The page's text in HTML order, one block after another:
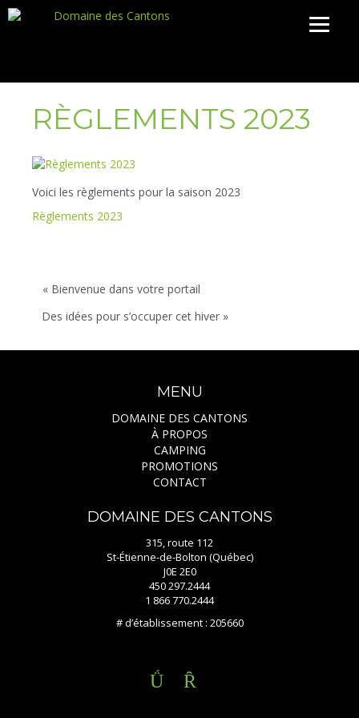
RÈGLEMENTS 2023
Voici les règlements pour la saison 2023
Règlements 2023
« Bienvenue dans votre portail
Des idées pour s’occuper cet hiver »
MENU
DOMAINE DES CANTONS
À PROPOS
CAMPING
PROMOTIONS
CONTACT
DOMAINE DES CANTONS
315, route 112
St-Étienne-de-Bolton (Québec)
J0E 2E0
450 297.2444
1 866 770.2444
# d’établissement : 205660